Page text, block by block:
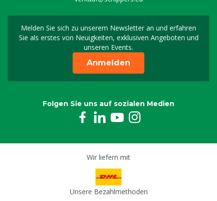
Melden Sie sich zu unserem Newsletter an und erfahren
Sie als erstes von Neuigkeiten, exklusiven Angeboten und
unseren Events.
Melden Sie sich für
Anmelden
Folgen Sie uns auf sozialen Medien
Wir liefern mit
Unsere Bezahlmethoden